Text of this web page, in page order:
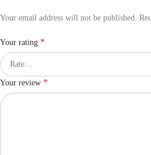
Your email address will not be published.
Your rating *
Your review *